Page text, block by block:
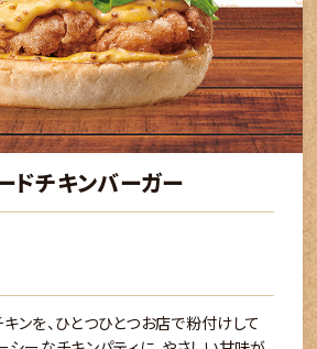
ドチキンバーガー
ンを、ひとつひとつお店で粉付けして